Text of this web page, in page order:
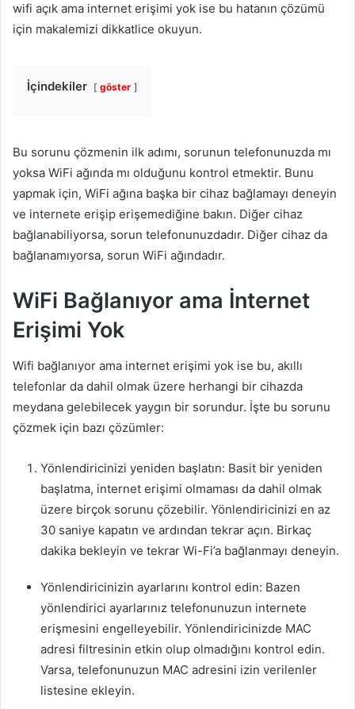
wifi açık ama internet erişimi yok ise bu hatanın çözümü
için makalemizi dikkatlice okuyun.
İçindekiler göster
Bu sorunu çözmenin ilk adımı, sorunun telefonunuzda mı
yoksa WiFi ağında mı olduğunu kontrol etmektir. Bunu
yapmak için, WiFi ağına başka bir cihaz bağlamayı deneyin
ve internete erişip erişemediğine bakın. Diğer cihaz
bağlanabiliyorsa, sorun telefonunuzdadır. Diğer cihaz da
bağlanamıyorsa, sorun WiFi ağındadır.
WiFi Bağlanıyor ama İnternet
Erişimi Yok
Wifi bağlanıyor ama internet erişimi yok ise bu, akıllı
telefonlar da dahil olmak üzere herhangi bir cihazda
meydana gelebilecek yaygın bir sorundur. İşte bu sorunu
çözmek için bazı çözümler:
Yönlendiricinizi yeniden başlatın: Basit bir yeniden
başlatma, internet erişimi olmaması da dahil olmak
üzere birçok sorunu çözebilir. Yönlendiricinizi en az
30 saniye kapatın ve ardından tekrar açın. Birkaç
dakika bekleyin ve tekrar Wi-Fi’a bağlanmayı deneyin.
Yönlendiricinizin ayarlarını kontrol edin: Bazen
yönlendirici ayarlarınız telefonunuzun internete
erişmesini engelleyebilir. Yönlendiricinizde MAC
adresi filtresinin etkin olup olmadığını kontrol edin.
Varsa, telefonunuzun MAC adresini izin verilenler
listesine ekleyin.